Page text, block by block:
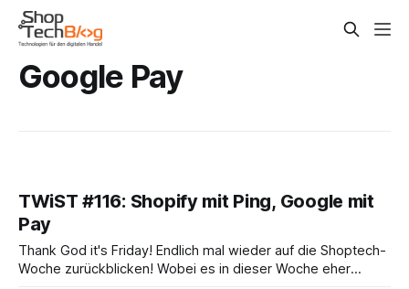
Google Pay
TWiST #116: Shopify mit Ping, Google mit
Pay
Thank God it's Friday! Endlich mal wieder auf die Shoptech-
Woche zurückblicken! Wobei es in dieser Woche eher